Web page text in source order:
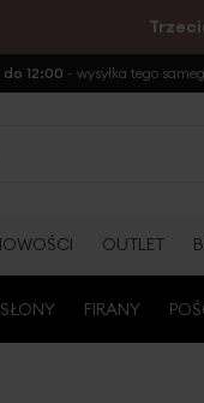
12:00 - wysyłka tego
OUTLET
FIRANY